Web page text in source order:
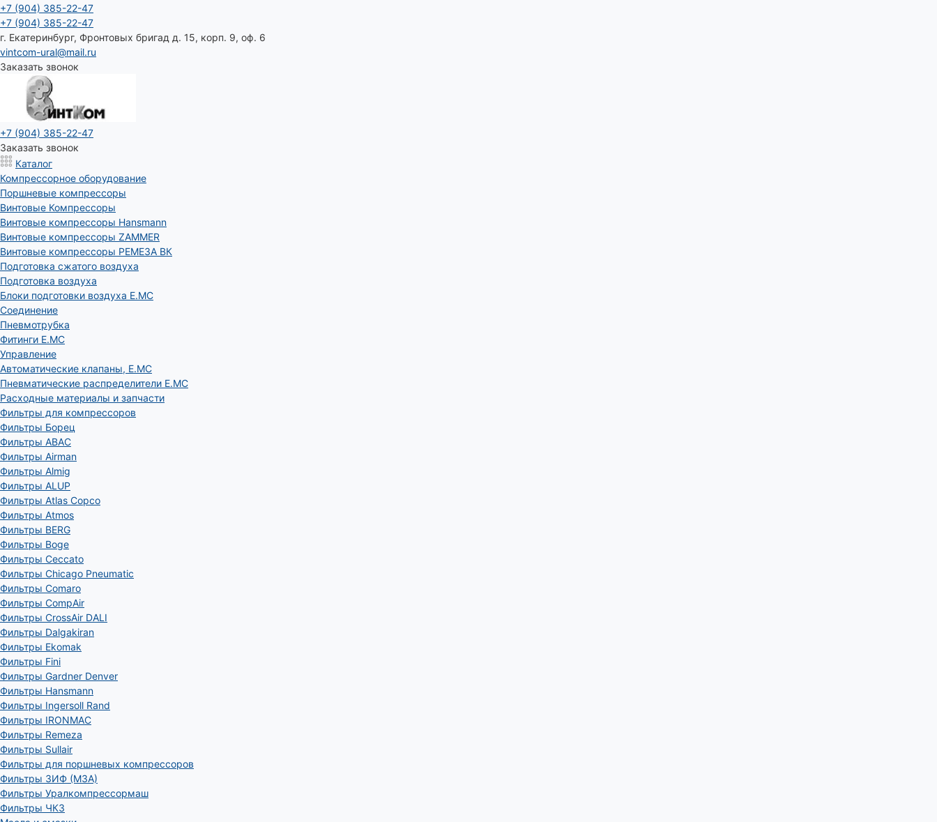
+7 (904) 385-22-47
+7 (904) 385-22-47
г. Екатеринбург, Фронтовых бригад д. 15, корп. 9, оф. 6
vintcom-ural@mail.ru
Заказать звонок
+7 (904) 385-22-47
Заказать звонок
Каталог
Компрессорное оборудование
Поршневые компрессоры
Винтовые Компрессоры
Винтовые компрессоры Hansmann
Винтовые компрессоры ZAMMER
Винтовые компрессоры РЕМЕЗА ВК
Подготовка сжатого воздуха
Подготовка воздуха
Блоки подготовки воздуха E.MC
Соединение
Пневмотрубка
Фитинги E.MC
Управление
Автоматические клапаны, Е.МС
Пневматические распределители E.MC
Расходные материалы и запчасти
Фильтры для компрессоров
Фильтры Борец
Фильтры ABAC
Фильтры Airman
Фильтры Almig
Фильтры ALUP
Фильтры Atlas Copco
Фильтры Atmos
Фильтры BERG
Фильтры Boge
Фильтры Ceccato
Фильтры Chicago Pneumatic
Фильтры Comaro
Фильтры CompAir
Фильтры CrossAir DALI
Фильтры Dalgakiran
Фильтры Ekomak
Фильтры Fini
Фильтры Gardner Denver
Фильтры Hansmann
Фильтры Ingersoll Rand
Фильтры IRONMAC
Фильтры Remeza
Фильтры Sullair
Фильтры для поршневых компрессоров
Фильтры ЗИФ (МЗА)
Фильтры Уралкомпрессормаш
Фильтры ЧКЗ